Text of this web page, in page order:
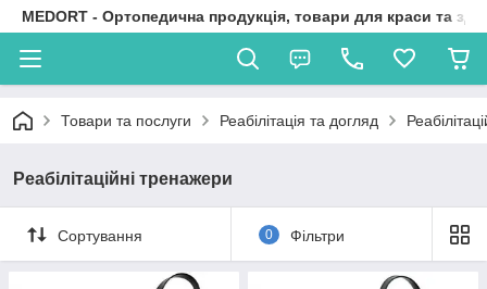
MEDORT - Ортопедична продукція, товари для краси та
Товари та послуги Реабілітація та догляд
Реабілітаційні тренажери
Сортування 0 Фільтри